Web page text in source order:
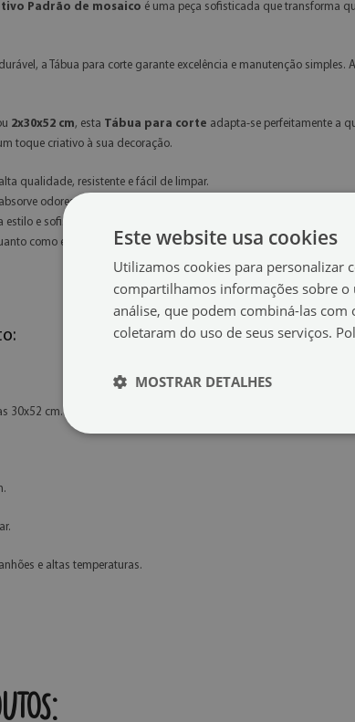
Padrão de mosaico é uma peça sofisticada que transforma
a Tábua para corte garante excelência e manutenção
2x30x52 cm, esta Tábua para corte adapta-se perfeitamente a
toque criativo à sua decoração.
qualidade, resistente e fácil de limpar.
odores nem manchas.
e sofisticação à sua cozinha.
como elemento decorativo moderno.
30x52 cm.
e altas temperaturas.
Este website usa cookies
Utilizamos cookies para personalizar
compartilhamos informações sobre
análise, que podem combiná-las
coletaram do uso de seus serviços.
MOSTRAR DETALHES